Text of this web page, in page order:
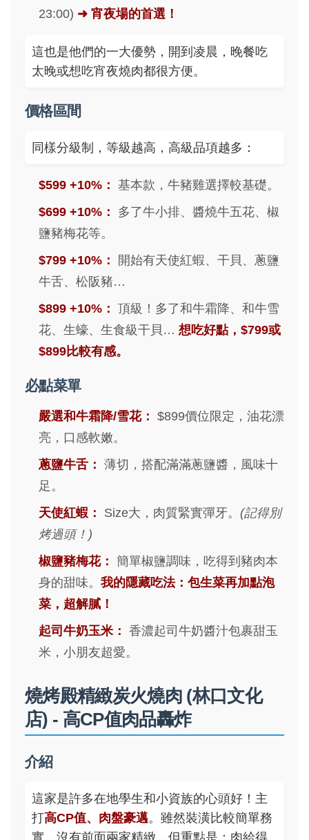
23:00) ➜ 宵夜場的首選！
這也是他們的一大優勢，開到凌晨，晚餐吃
太晚或想吃宵夜燒肉都很方便。
價格區間
同樣分級制，等級越高，高級品項越多：
$599 +10%： 基本款，牛豬雞選擇較基礎。
$699 +10%：
多了牛小排、醬燒牛五花、椒
鹽豬梅花等。
$799 +10%：
開始有天使紅蝦、干貝、蔥鹽
牛舌、松阪豬…
$899 +10%： 頂級！多了和牛霜降、和牛雪
花、生蠔、生食級干貝… 想吃好點，$799或
$899比較有感。
必點菜單
嚴選和牛霜降/雪花： $899價位限定，油花漂
亮，口感軟嫩。
蔥鹽牛舌： 薄切，搭配滿滿蔥鹽醬，風味十
足。
天使紅蝦：
Size大，肉質緊實彈牙。 (記得別
烤過頭！)
椒鹽豬梅花： 簡單椒鹽調味，吃得到豬肉本
身的甜味。 我的隱藏吃法：包生菜再加點泡
菜，超解膩！
起司牛奶玉米： 香濃起司牛奶醬汁包裹甜玉
米，小朋友超愛。
燒烤殿精緻炭火燒肉 (林口文化
店) - 高CP值肉品轟炸
介紹
這家是許多在地學生和小資族的心頭好！主
打高CP值、肉盤豪邁。雖然裝潢比較簡單務
實，沒有前面兩家精緻，但重點是：肉給得